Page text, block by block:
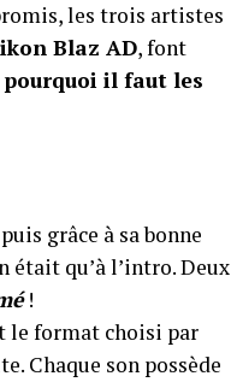
les trois artistes
Blaz AD, font
pourquoi il faut les
grâce à sa bonne
était qu’à l’intro. Deux
!
le format choisi par
Chaque son possède